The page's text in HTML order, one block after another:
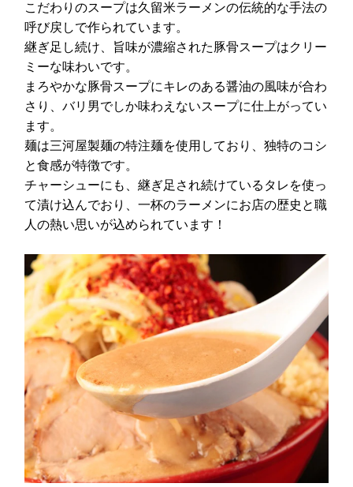
こだわりのスープは久留米ラーメンの伝統的な手法の
呼び戻しで作られています。
継ぎ足し続け、旨味が濃縮された豚骨スープはクリー
ミーな味わいです。
まろやかな豚骨スープにキレのある醤油の風味が合わ
さり、バリ男でしか味わえないスープに仕上がってい
ます。
麺は三河屋製麺の特注麺を使用しており、独特のコシ
と食感が特徴です。
チャーシューにも、継ぎ足され続けているタレを使っ
て漬け込んでおり、一杯のラーメンにお店の歴史と職
人の熱い思いが込められています！